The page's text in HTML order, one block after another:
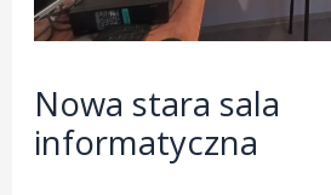
Nowa stara sala
informatyczna